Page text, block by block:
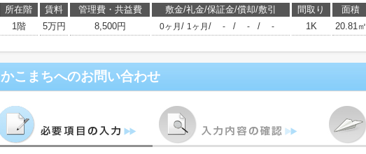
所在階 賃料 管理費・共益費 敷金/礼金/保証金/償却/敷引 間取り 面積
1階
5万円 8,500円 0ヶ月 / 1ヶ月 / - / - / - 1K 20.81㎡
かこまちへのお問い合わせ